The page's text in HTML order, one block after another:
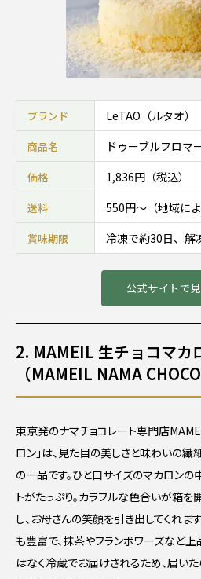
ブランド LeTAO（ルタオ）
商品名 ドゥーブルフロマ
価格 1,836円（税込）
送料 550円〜（地域によ
賞味期限 冷凍で約30日、解
公式サイトで
2. MAMEIL 生チョコマカ
（MAMEIL NAMA
東京発のナマチョコレート専門店
ロン」は、見た目の美しさと味わいの繊
の一品です。ひと口サイズのマカロンの
トがたっぷり。カラフルな色合いが箱
し、お母さんの笑顔を引き出してくれま
も豊富で、抹茶やフランボワーズなど
はなく冷蔵でお届けされるため、届い